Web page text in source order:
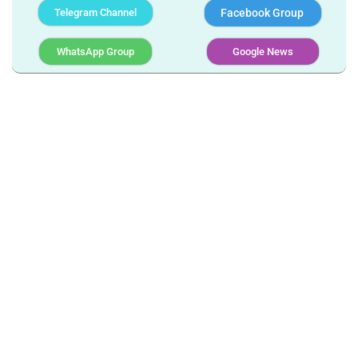
Telegram Channel Facebook Group
WhatsApp Group Google News